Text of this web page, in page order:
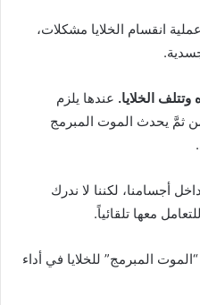
انقسام الخلايا مشكلات،
وتتلف الخلايا. عندها يلزم
ثمَّ يحدث الموت المبرمج
أجسامنا، لكننا لا ندرك
معها تلقائياً.
المبرمج” للخلايا في أداء